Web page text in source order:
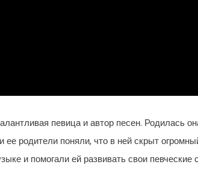
певица и автор песен. Родилась
родители поняли, что в ней скрыт
и помогали ей развивать свои певческие